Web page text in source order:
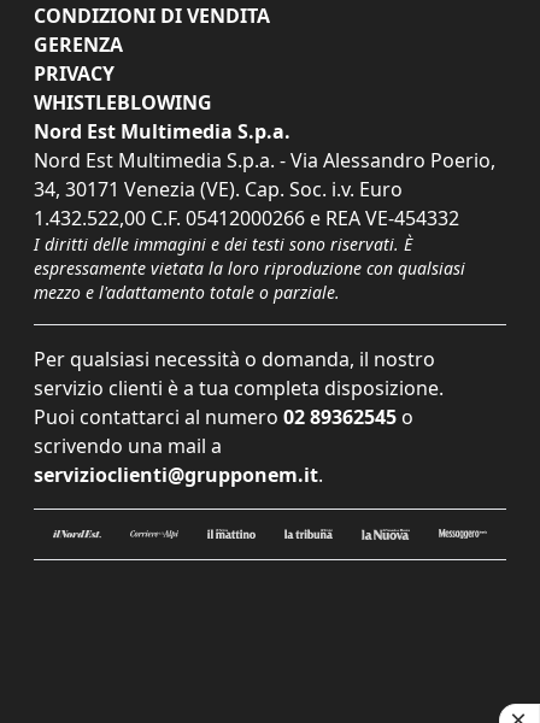
CONDIZIONI DI VENDITA
GERENZA
PRIVACY
WHISTLEBLOWING
Nord Est Multimedia S.p.a.
Nord Est Multimedia S.p.a. - Via Alessandro Poerio,
34, 30171 Venezia (VE). Cap. Soc. i.v. Euro
1.432.522,00 C.F. 05412000266 e REA VE-454332
I diritti delle immagini e dei testi sono riservati. È
espressamente vietata la loro riproduzione con qualsiasi
mezzo e l'adattamento totale o parziale.
Per qualsiasi necessità o domanda, il nostro
servizio clienti è a tua completa disposizione.
Puoi contattarci al numero 02 89362545 o
scrivendo una mail a
servizioclienti@grupponem.it.